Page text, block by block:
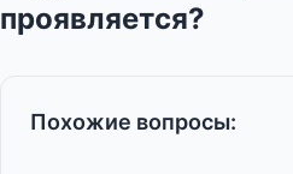
проявляется?
Похожие вопросы: